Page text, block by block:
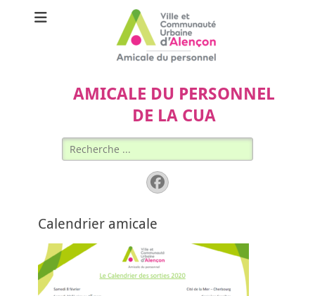
AMICALE DU PERSONNEL
DE LA CUA
Rechercher :
Facebook
Calendrier amicale